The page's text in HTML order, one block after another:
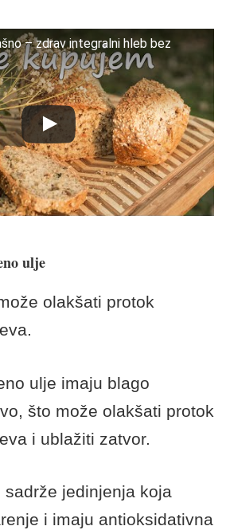
– zdrav integralni hleb bez
ulje
olakšati protok
ulje imaju blago
što može olakšati protok
i ublažiti zatvor.
sadrže jedinjenja koja
i imaju antioksidativna